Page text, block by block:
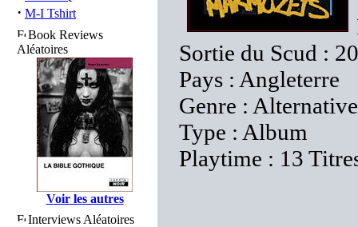
· M-I Tshirt
Book Reviews
Aléatoires
Voir les autres
Interviews Aléatoires
Sortie du Scud :
Pays : Angleterre
Genre :
Type : Album
Playtime : 13